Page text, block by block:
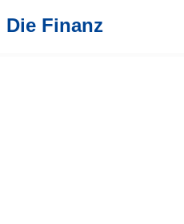
Die Finanz